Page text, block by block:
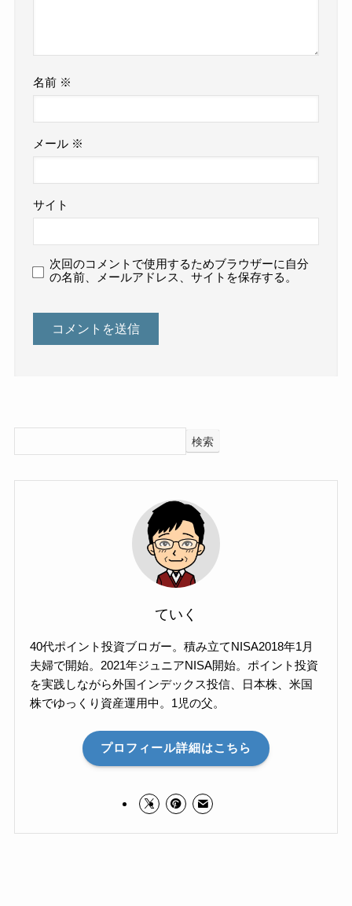
名前 ※
メール ※
サイト
次回のコメントで使用するためブラウザーに自分
の名前、メールアドレス、サイトを保存する。
検索
ていく
40代ポイント投資ブロガー。積み立てNISA2018年1月
夫婦で開始。2021年ジュニアNISA開始。ポイント投資
を実践しながら外国インデックス投信、日本株、米国
株でゆっくり資産運用中。1児の父。
プロフィール詳細はこちら